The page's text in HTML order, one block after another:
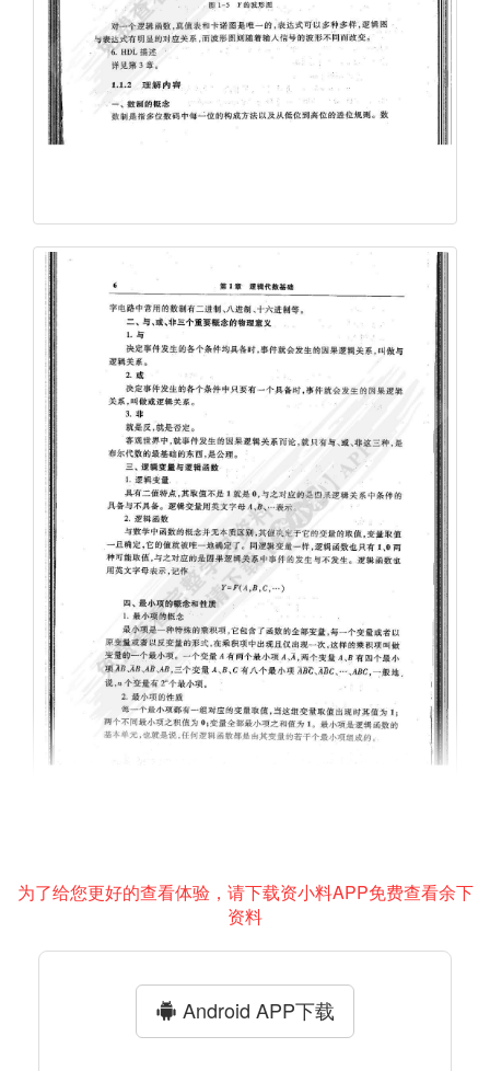
为了给您更好的查看体验，请下载资小料APP免费查看余下
资料
Android APP下载